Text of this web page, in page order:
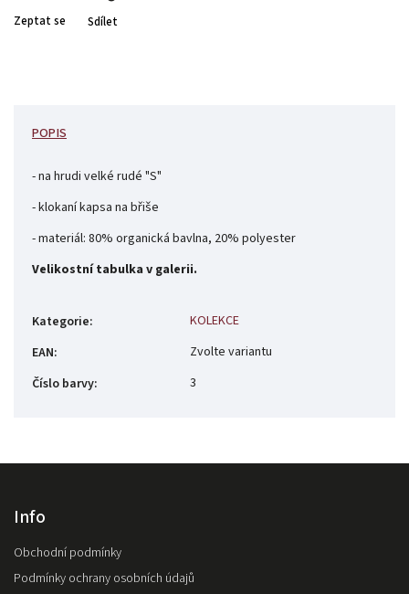
Zeptat se Sdílet
POPIS
- na hrudi velké rudé "S"
- klokaní kapsa na břiše
- materiál: 80% organická bavlna, 20% polyester
Velikostní tabulka v galerii.
Kategorie:
KOLEKCE
EAN:
Zvolte variantu
Číslo barvy: 3
Info
Obchodní podmínky
Podmínky ochrany osobních údajů